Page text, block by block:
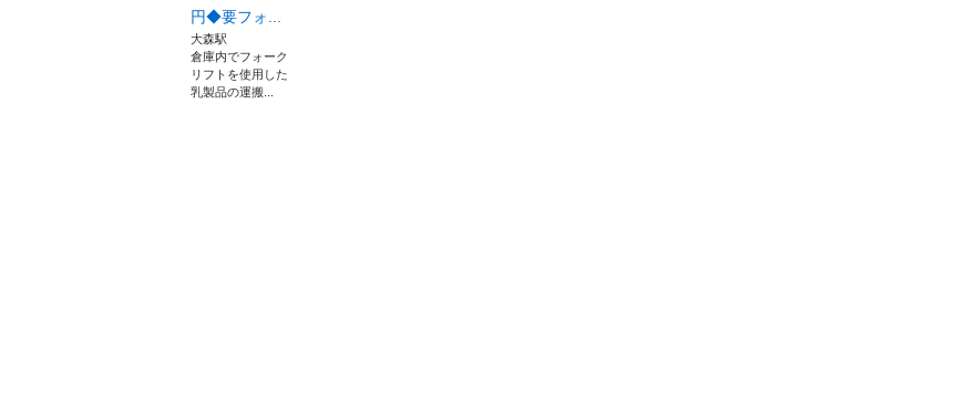
円◆要フォ...
大森駅
倉庫内でフォーク
リフトを使用した
乳製品の運搬...